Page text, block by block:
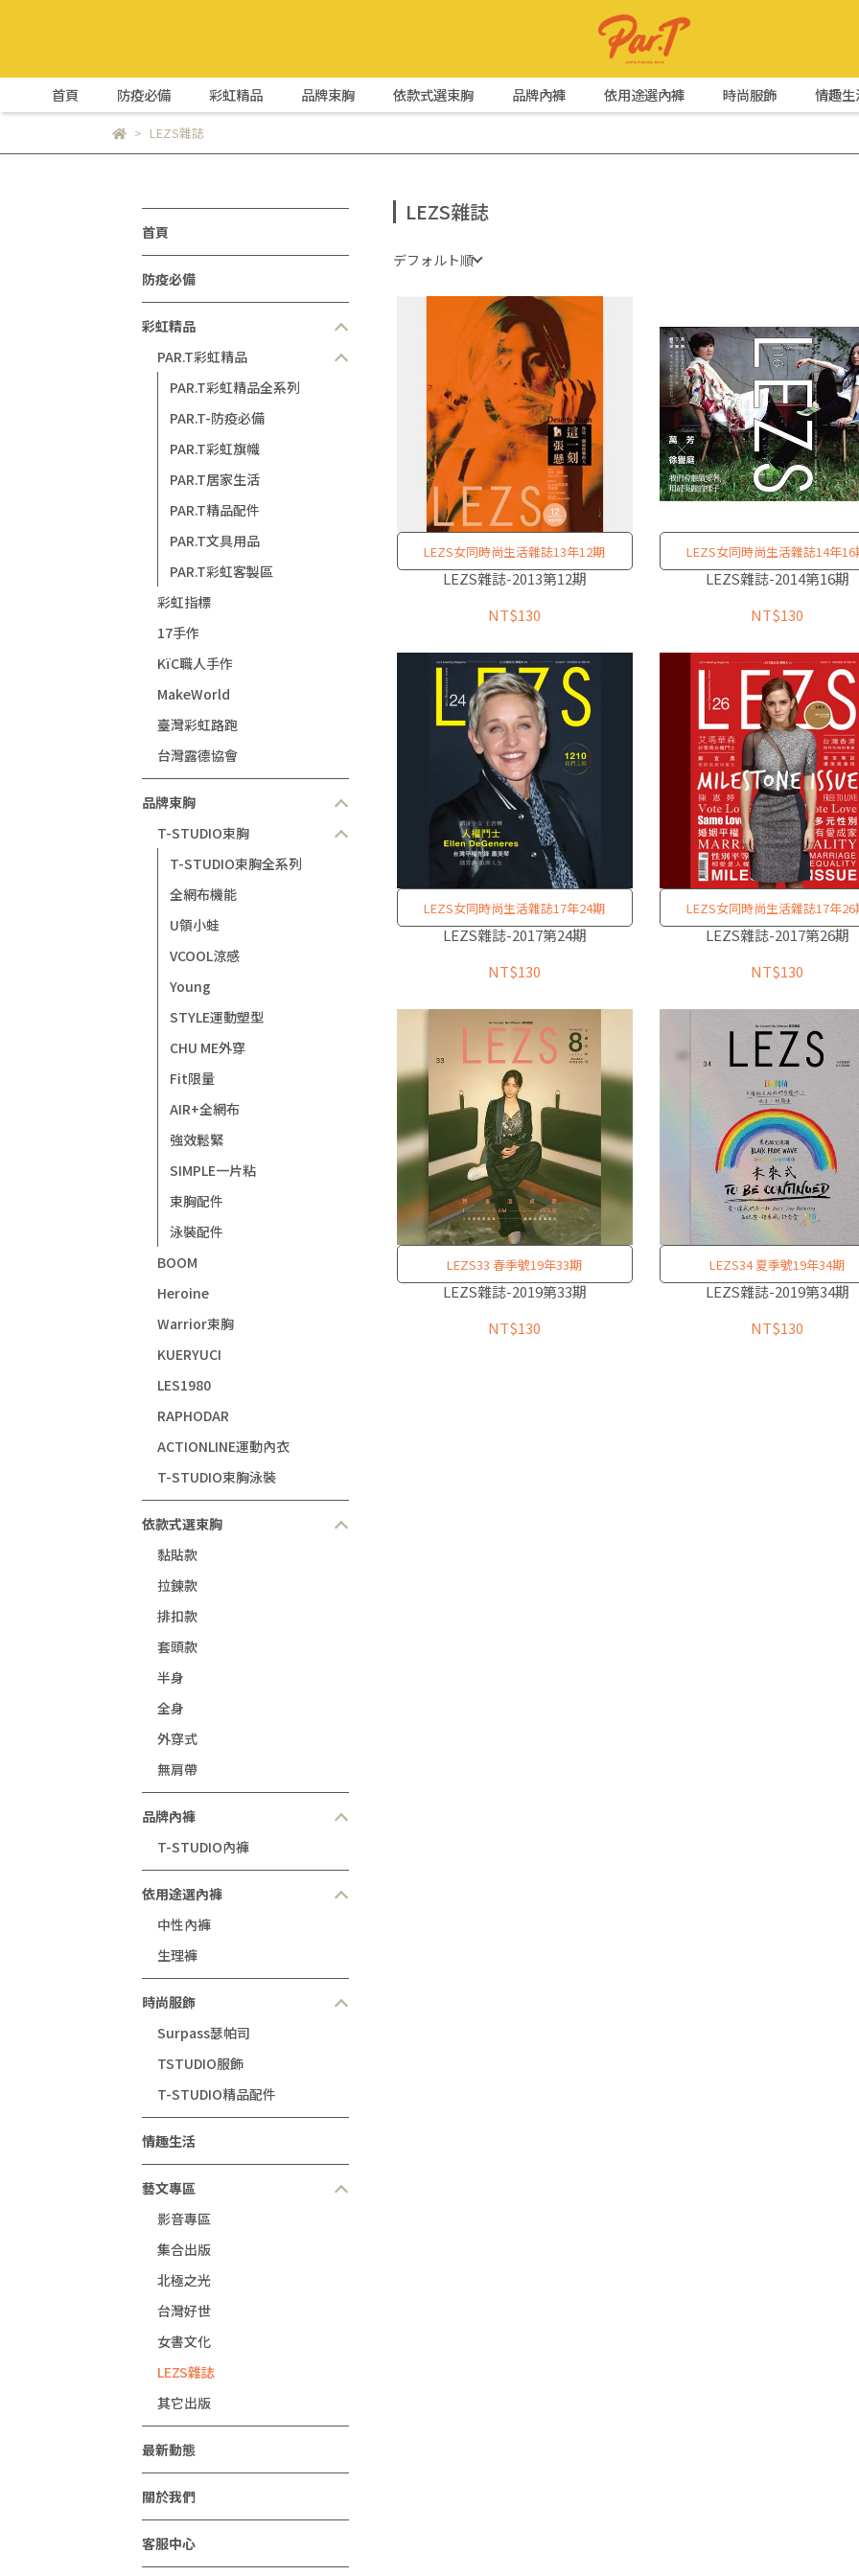
首頁 防疫必備 彩虹精品 品牌束胸 依款式選束胸 品牌內褲 依用途選內褲 時尚服飾 情趣生
LEZS雜誌
首頁
防疫必備
彩虹精品
PAR.T彩虹精品
PAR.T彩虹精品全系列
PAR.T-防疫必備
PAR.T彩虹旗幟
PAR.T居家生活
PAR.T精品配件
PAR.T文具用品
PAR.T彩虹客製區
彩虹指標
17手作
KïC職人手作
MakeWorld
臺灣彩虹路跑
台灣露德協會
品牌束胸
T-STUDIO束胸
T-STUDIO束胸全系列
全網布機能
U領小蛙
VCOOL涼感
Young
STYLE運動塑型
CHU ME外穿
Fit限量
AIR+全網布
強效鬆緊
SIMPLE一片粘
束胸配件
泳裝配件
BOOM
Heroine
Warrior束胸
KUERYUCI
LES1980
RAPHODAR
ACTIONLINE運動內衣
T-STUDIO束胸泳裝
依款式選束胸
黏貼款
拉鍊款
排扣款
套頭款
半身
全身
外穿式
無肩帶
品牌內褲
T-STUDIO內褲
依用途選內褲
中性內褲
生理褲
時尚服飾
Surpass瑟帕司
TSTUDIO服飾
T-STUDIO精品配件
情趣生活
藝文專區
影音專區
集合出版
北極之光
台灣好世
女書文化
LEZS雜誌
其它出版
最新動態
關於我們
客服中心
LEZS雜誌
デフォルト順
LEZS女同時尚生活雜誌13年12期
LEZS雜誌-2013第12期
NT$130
LEZS女同時尚生活雜誌14年16
LEZS雜誌-2014第16期
NT$130
LEZS女同時尚生活雜誌17年24期
LEZS雜誌-2017第24期
NT$130
LEZS女同時尚生活雜誌17年26
LEZS雜誌-2017第26期
NT$130
LEZS33 春季號19年33期
LEZS雜誌-2019第33期
NT$130
LEZS34 夏季號19年34期
LEZS雜誌-2019第34期
NT$130